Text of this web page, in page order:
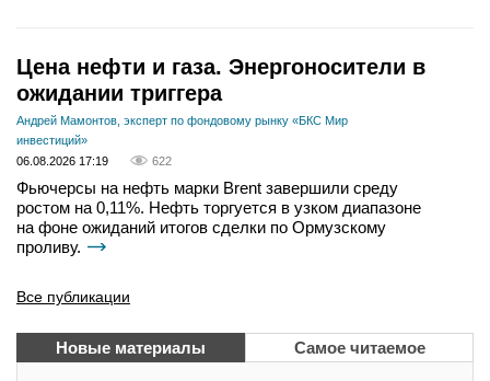
Цена нефти и газа. Энергоносители в
ожидании триггера
Андрей Мамонтов, эксперт по фондовому рынку «БКС Мир
инвестиций»
06.08.2026 17:19
622
Фьючерсы на нефть марки Brent завершили среду
ростом на 0,11%. Нефть торгуется в узком диапазоне
на фоне ожиданий итогов сделки по Ормузскому
проливу.
Все публикации
Новые материалы Самое читаемое